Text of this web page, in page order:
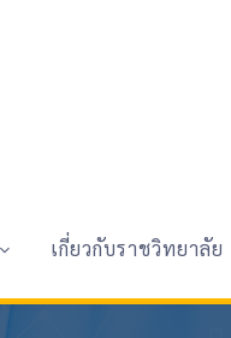
เกี่ยวกับราชวิทยาลัย